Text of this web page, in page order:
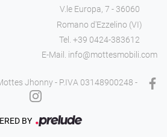
V.le Europa, 7 - 36060
Romano d'Ezzelino (VI)
Tel. +39 0424-383612
E-Mail. info@mottesmobili.com
Jhonny - P.IVA 03148900248 -
BY